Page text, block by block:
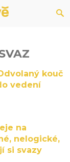
kouč
vedení
na
nelogické,
si svazy